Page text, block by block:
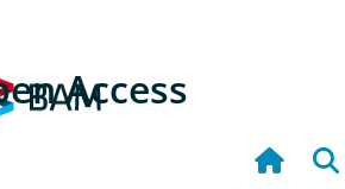
Access